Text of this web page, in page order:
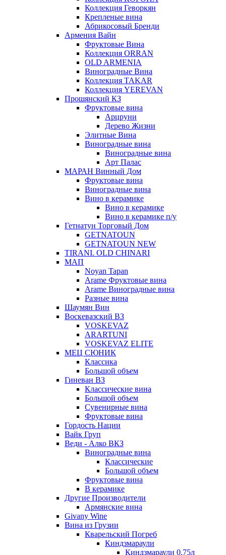
Коллекция Геворкян
Крепленые вина
Абрикосовый Бренди
Армения Вайн
Фруктовые Вина
Коллекция ORRAN
OLD ARMENIA
Виноградные Вина
Коллекция TAKAR
Коллекция YEREVAN
Прошянский КЗ
Фруктовые вина
Арцруни
Дерево Жизни
Элитные Вина
Виноградные вина
Виноградные вина
Арт Палас
МАРАН Винный Дом
Фруктовые вина
Виноградные вина
Вино в керамике
Вино в керамике
Вино в керамике п/у
Гетнатун Торговый Дом
GETNATOUN
GETNATOUN NEW
TIRANI. OLD CHINARI
МАП
Noyan Tapan
Arame Фруктовые вина
Arame Виноградные вина
Разные вина
Шаумян Вин
Воскевазский ВЗ
VOSKEVAZ
ARARTUNI
VOSKEVAZ ELITE
МЕЦ СЮНИК
Классика
Большой объем
Гиневан ВЗ
Классические вина
Большой объем
Сувенирные вина
Фруктовые вина
Гордость Нации
Вайк Груп
Веди - Алко ВКЗ
Виноградные вина
Классические
Большой объем
Фруктовые вина
В керамике
Другие Производители
Армянские вина
Givany Wine
Вина из Грузии
Кварельский Погреб
Киндзмараули
Киндзмараули 0,75л